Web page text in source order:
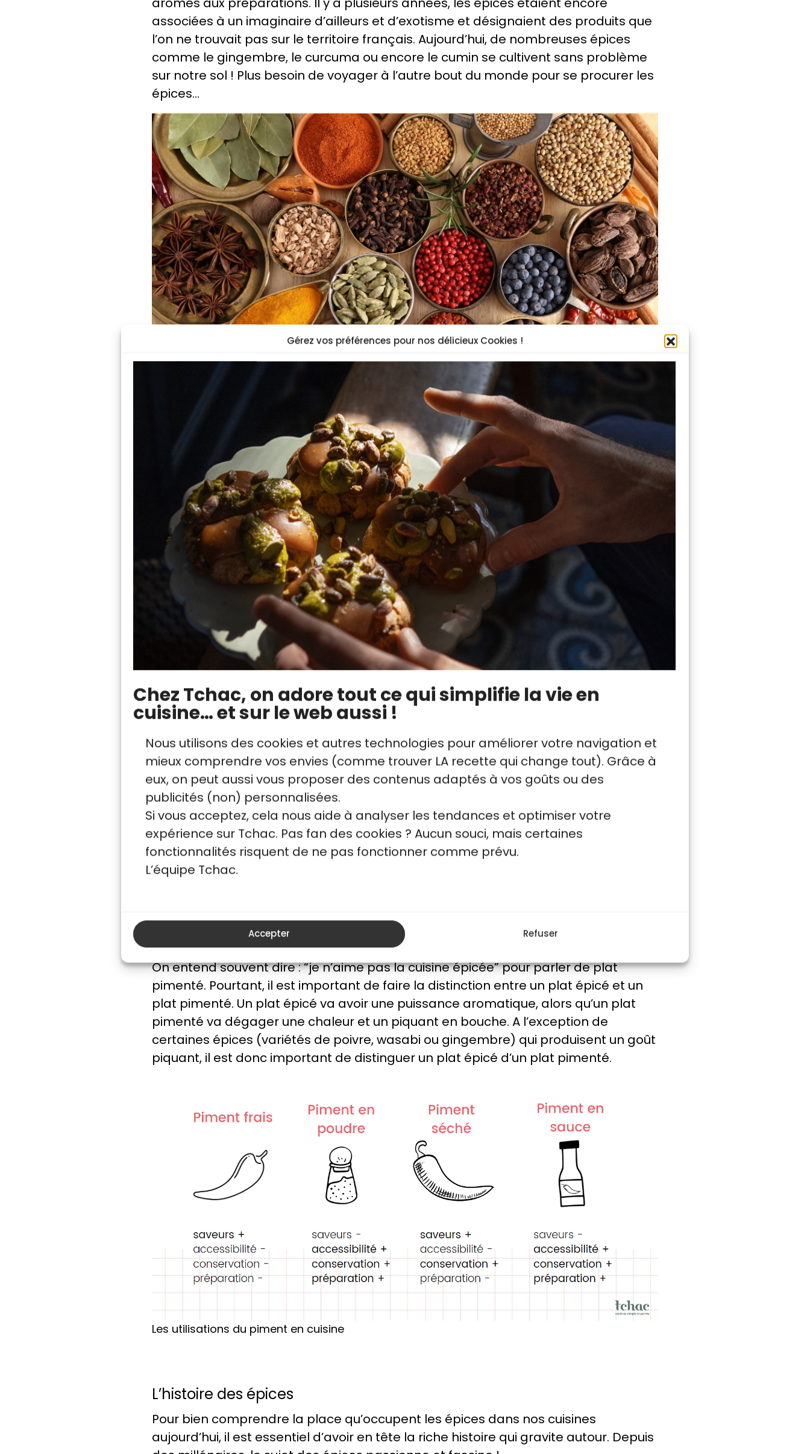
Gérez vos préférences pour nos délicieux Cookies !
Chez Tchac, on adore tout ce qui simplifie la vie en
cuisine… et sur le web aussi !
Nous utilisons des cookies et autres technologies pour améliorer votre navigation et
mieux comprendre vos envies (comme trouver LA recette qui change tout). Grâce à
eux, on peut aussi vous proposer des contenus adaptés à vos goûts ou des
publicités (non) personnalisées.
Si vous acceptez, cela nous aide à analyser les tendances et optimiser votre
expérience sur Tchac. Pas fan des cookies ? Aucun souci, mais certaines
fonctionnalités risquent de ne pas fonctionner comme prévu.
L’équipe Tchac.
Accepter Refuser
associées à un imaginaire d’ailleurs et d’exotisme et désignaient des produits que
l’on ne trouvait pas sur le territoire français. Aujourd’hui, de nombreuses épices
comme le gingembre, le curcuma ou encore le cumin se cultivent sans problème
sur notre sol ! Plus besoin de voyager à l’autre bout du monde pour se procurer les
épices…
Les différentes épices
La différence entre épices et herbes aromatiques ?
Les herbes aromatiques et les épices ont en commun d’être des végétaux. La
différence est que l’herbe aromatique provient de la feuille d’une plante alors que
l’épice provient d’autres parties.
La fleur (rose)
L’écorce (cannelle)
Le pistil (safran)
Le bouton floral (clou de girofle)
La racine (gingembre, curcuma)
La graine (tonka)
Le fruit (poivre, coriandre, cumin, vanille)
La tige (citronnelle)
La provenance des épices
La différence entre épices et piments ?
On entend souvent dire : “je n’aime pas la cuisine épicée” pour parler de plat
pimenté. Pourtant, il est important de faire la distinction entre un plat épicé et un
plat pimenté. Un plat épicé va avoir une puissance aromatique, alors qu’un plat
pimenté va dégager une chaleur et un piquant en bouche. A l’exception de
certaines épices (variétés de poivre, wasabi ou gingembre) qui produisent un goût
piquant, il est donc important de distinguer un plat épicé d’un plat pimenté.
Les utilisations du piment en cuisine
L’histoire des épices
Pour bien comprendre la place qu’occupent les épices dans nos cuisines
aujourd’hui, il est essentiel d’avoir en tête la riche histoire qui gravite autour. Depuis